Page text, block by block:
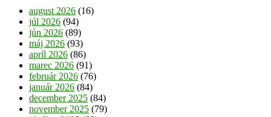
august 2026 (16)
júl 2026 (94)
jún 2026 (89)
máj 2026 (93)
apríl 2026 (86)
marec 2026 (91)
február 2026 (76)
január 2026 (84)
december 2025 (84)
november 2025 (79)